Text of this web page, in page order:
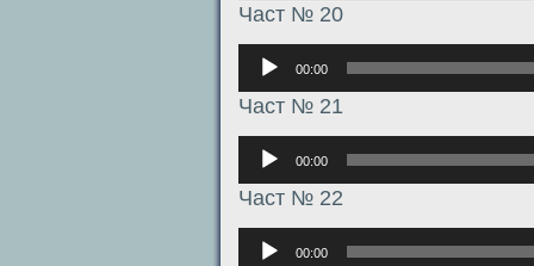
Част № 20
Аудиоплеер
00:00
Част № 21
Аудиоплеер
00:00
Част № 22
Аудиоплеер
00:00